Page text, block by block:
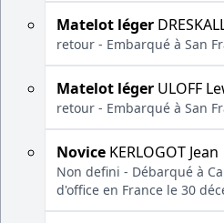
Matelot léger
retour - Embarqué à San
Matelot léger ULOFF
retour - Embarqué à San
Novice KERLOGOT Jean
Non defini - Débarqué à
d'office en France le 30